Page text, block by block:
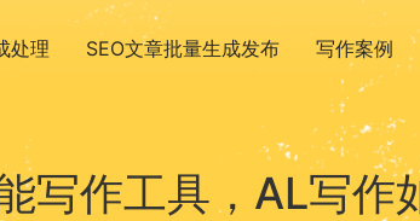
处理 SEO文章批量生成发布 写作案例
写作工具，AL写作